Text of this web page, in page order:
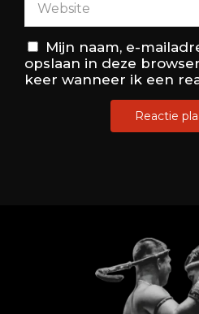
Mijn naam, e-
opslaan in deze
keer wanneer ik een